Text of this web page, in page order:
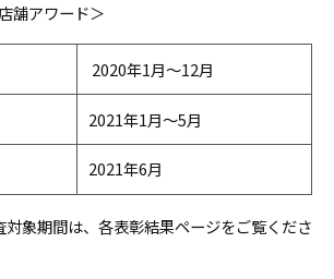
舗アワード＞
2020年1月～12月
2021年1月～5月
2021年6月
対象期間は、各表彰結果ページをご覧くださ